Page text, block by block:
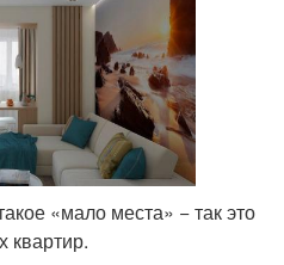
«мало места» − так это
квартир.